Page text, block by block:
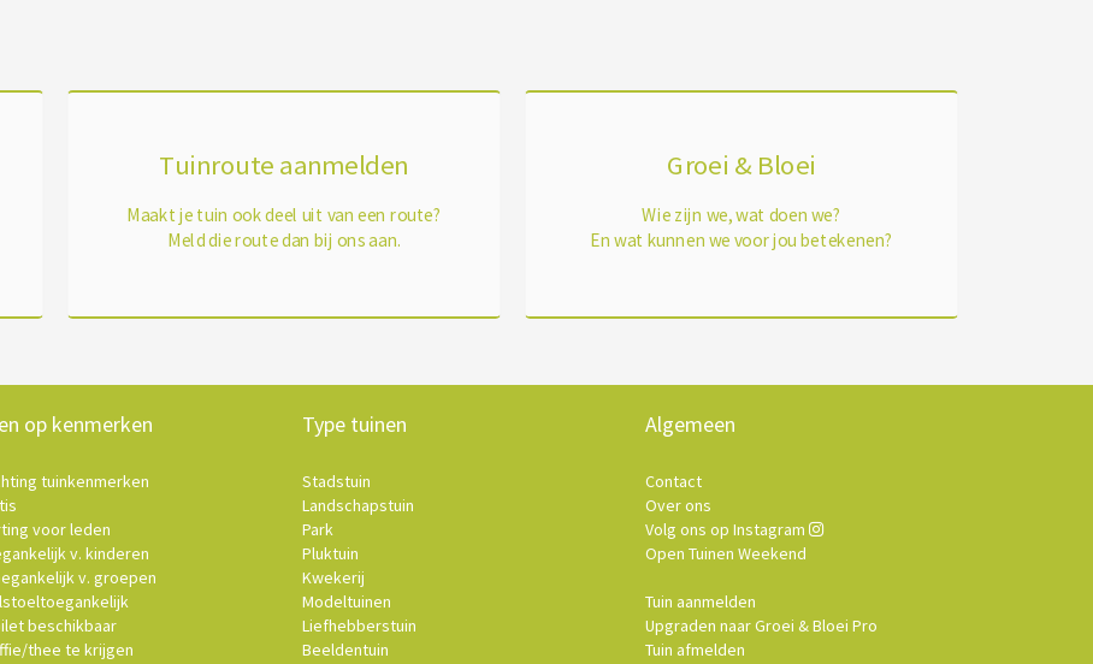
Tuinroute aanmelden
Maakt je tuin ook deel uit van een route?
Meld die route dan bij ons aan.
Groei & Bloei
Wie zijn we, wat doen we?
En wat kunnen we voor jou betekenen?
op kenmerken
tuinkenmerken
voor leden
v. kinderen
v. groepen
beschikbaar
thee te krijgen
Type tuinen
Stadstuin
Landschapstuin
Park
Pluktuin
Kwekerij
Modeltuinen
Liefhebberstuin
Beeldentuin
Algemeen
Contact
Over ons
Volg ons op Instagram
Open Tuinen Weekend
Tuin aanmelden
Upgraden naar Groei & Bloei Pro
Tuin afmelden